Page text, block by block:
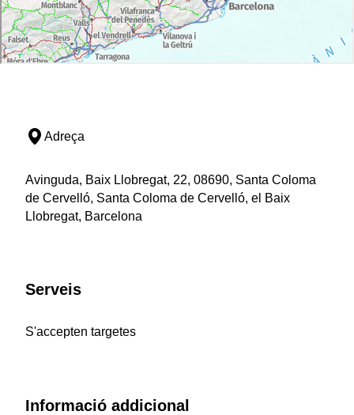
Adreça
Avinguda, Baix Llobregat, 22, 08690, Santa Coloma
de Cervelló, Santa Coloma de Cervelló, el Baix
Llobregat, Barcelona
Serveis
S'accepten targetes
Informació addicional